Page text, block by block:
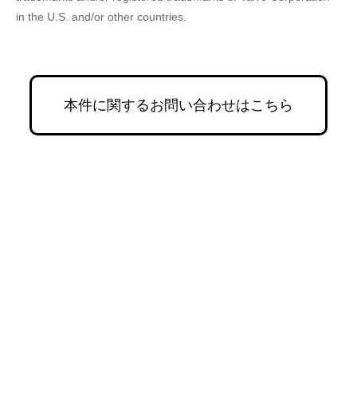
in the U.S. and/or other countries.
本件に関するお問い合わせはこちら